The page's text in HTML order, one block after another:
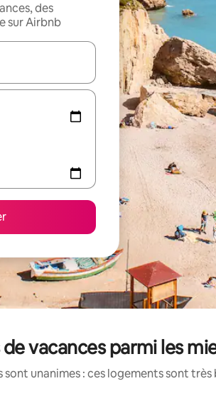
des
sur Airbnb
les flèches vers le haut et vers le bas
vacances parmi les
sont unanimes : ces logements sont